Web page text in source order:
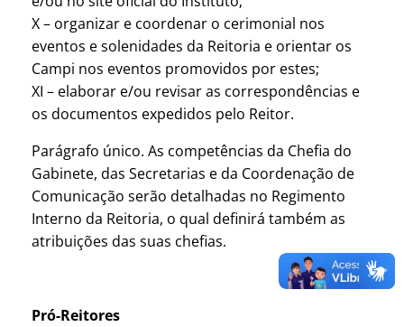
X – organizar e coordenar o cerimonial nos
eventos e solenidades da Reitoria e orientar os
Campi nos eventos promovidos por estes;
XI – elaborar e/ou revisar as correspondências e
os documentos expedidos pelo Reitor.
Parágrafo único. As competências da Chefia do
Gabinete, das Secretarias e da Coordenação de
Comunicação serão detalhadas no Regimento
Interno da Reitoria, o qual definirá também as
atribuições das suas chefias.
Pró-Reitores